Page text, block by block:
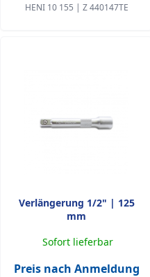
HENI 10 155 | Z 440147TE
Verlängerung 1/2" | 125
mm
Sofort lieferbar
Preis nach Anmeldung